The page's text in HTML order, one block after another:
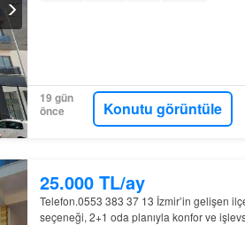
19 gün
önce
Konutu görüntüle
25.000 TL/ay
Telefon.0553 383 37 13 İzmir’in gelişen
seçeneği, 2+1 oda planıyla konfor ve